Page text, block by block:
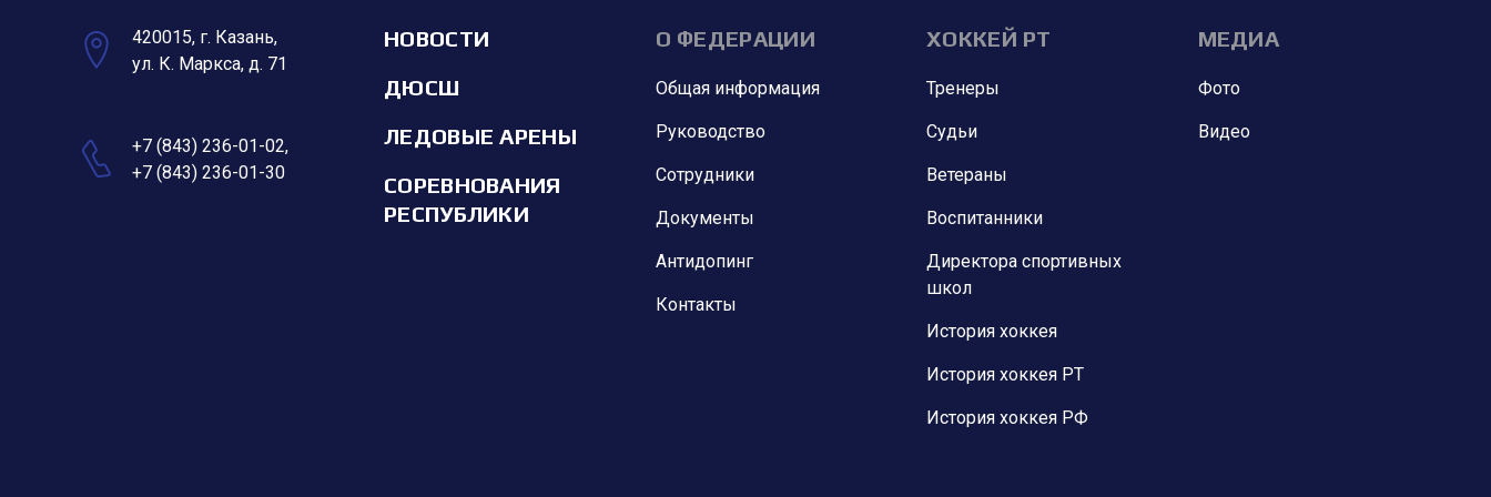
420015, г. Казань,
ул. К. Маркса, д. 71
+7 (843) 236-01-02,
+7 (843) 236-01-30
НОВОСТИ
ДЮСШ
ЛЕДОВЫЕ АРЕНЫ
СОРЕВНОВАНИЯ
РЕСПУБЛИКИ
О ФЕДЕРАЦИИ
Общая информация
Руководство
Сотрудники
Документы
Антидопинг
Контакты
ХОККЕЙ РТ
Тренеры
Судьи
Ветераны
Воспитанники
Директора спортивных
школ
История хоккея
История хоккея РТ
История хоккея РФ
МЕДИА
Фото
Видео